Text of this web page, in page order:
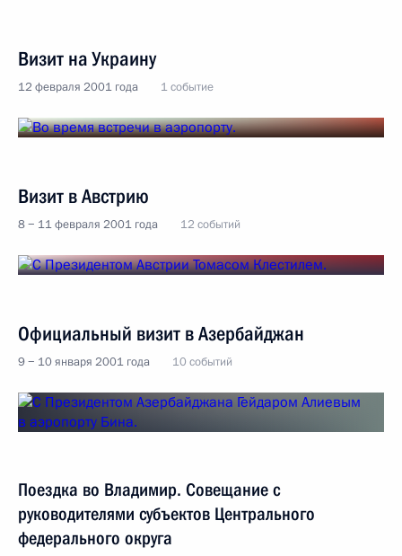
Визит на Украину
12 февраля 2001 года 1 событие
Визит в Австрию
8 − 11 февраля 2001 года 12 событий
Официальный визит в Азербайджан
9 − 10 января 2001 года 10 событий
Поездка во Владимир. Совещание с
руководителями субъектов Центрального
федерального округа